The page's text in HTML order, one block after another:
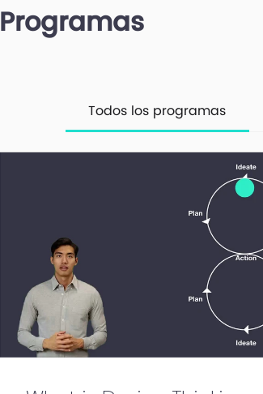
Programas
Todos los programas